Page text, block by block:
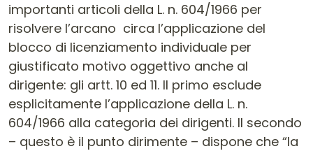
importanti articoli della L. n. 604/1966 per
risolvere l’arcano circa l’applicazione del
blocco di licenziamento individuale per
giustificato motivo oggettivo anche al
dirigente: gli artt. 10 ed 11. Il primo esclude
esplicitamente l’applicazione della L. n.
604/1966 alla categoria dei dirigenti. Il secondo
– questo è il punto dirimente – dispone che “la